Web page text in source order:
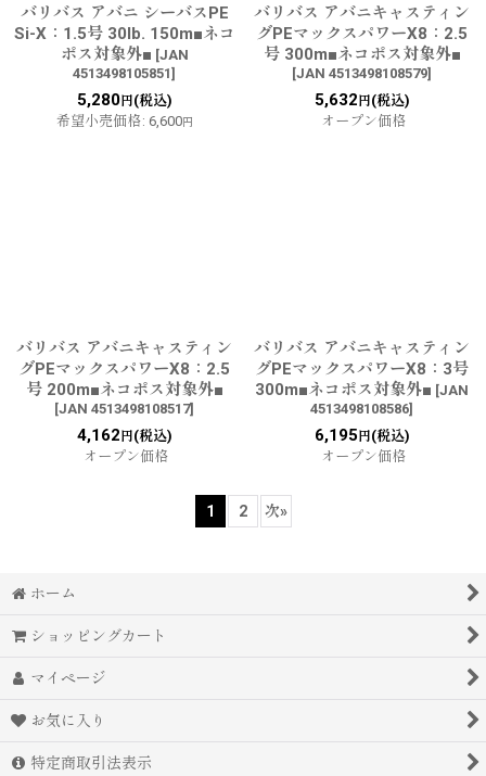
バリバス アバニ シーバスPE
Si-X：1.5号 30lb. 150m■ネコ
ポス対象外■ [JAN
4513498105851]
5,280円(税込)
希望小売価格: 6,600円
バリバス アバニキャスティン
グPEマックスパワーX8：2.5
号 300m■ネコポス対象外■
[JAN 4513498108579]
5,632 円(税込)
オープン価格
バリバス アバニキャスティン
グPEマックスパワーX8：2.5
号 200m■ネコポス対象外■
[JAN 4513498108517]
4,162 円(税込)
オープン価格
バリバス アバニキャスティン
グPEマックスパワーX8：3号
300m■ネコポス対象外■ [JAN
4513498108586]
6,195 円(税込)
オープン価格
1 2 次»
ホーム
ショッピングカート
マイページ
お気に入り
特定商取引法表示